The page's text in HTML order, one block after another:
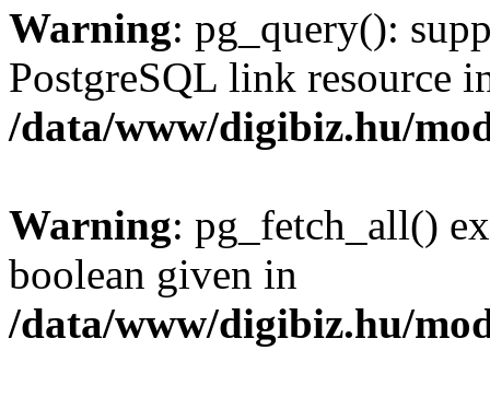
Warning: pg_query():
PostgreSQL link resource
/data/www/digibiz.hu/
Warning: pg_fetch_all()
boolean given in
/data/www/digibiz.hu/